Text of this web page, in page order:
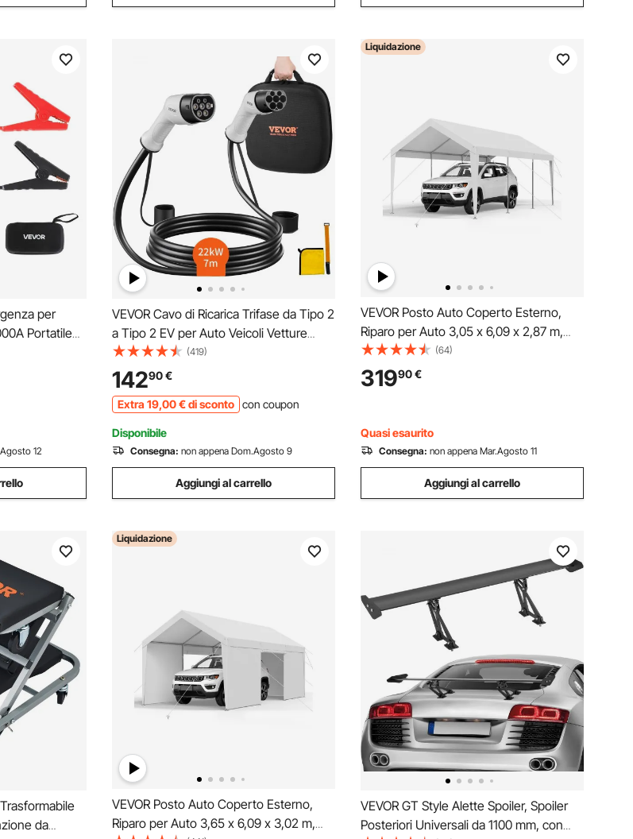
per
Portatile
per
per Motori
a 50°C
12
VEVOR Cavo di Ricarica Trifase da Tipo 2
a Tipo 2 EV per Auto Veicoli Vetture
Elettriche Max. 22KW Lunghezza Cavo
7m, Cavo Ricarica per Auto Elettriche e
Ibride Spina Tipo 2 IP66 Corrente Max.
32A
(419)
14290€
Extra 19,00€di sconto con coupon
Disponibile
Consegna: non appena Dom.Agosto 9
Aggiungi al carrello
Liquidazione
VEVOR Posto Auto Coperto Esterno,
Riparo per Auto 3,05 x 6,09 x 2,87 m,
Tettoia Potabile con Pareti Laterali e
Porta Rimovibili, Resistente ai Raggi UV e
all'Acqua, per Auto e Barca, Bianco
(64)
31990€
Quasi esaurito
Consegna: non appena Mar.Agosto 11
Aggiungi al carrello
da
Liquidazione
VEVOR Posto Auto Coperto Esterno,
Riparo per Auto 3,65 x 6,09 x 3,02 m,
VEVOR GT Style Alette Spoiler, Spoiler
Posteriori Universali da 1100 mm, con